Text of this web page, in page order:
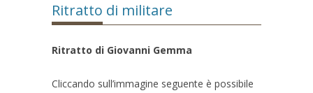
Ritratto di militare
Ritratto di Giovanni Gemma
Cliccando sull’immagine seguente è possibile